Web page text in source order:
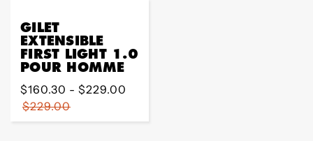
GILET
EXTENSIBLE
FIRST LIGHT 1.0
POUR HOMME
Prix
régulier
$160.30 - $229.00
$229.00